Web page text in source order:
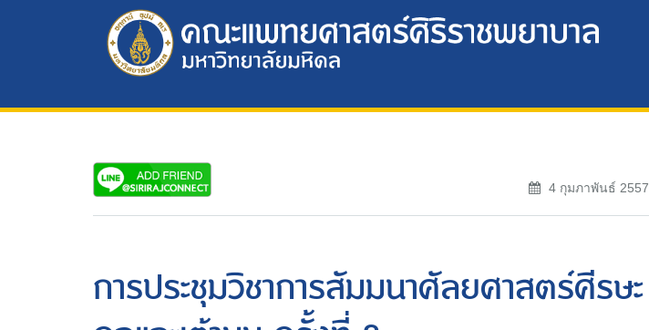
4 กุมภาพันธ์ 2557
การประชุมวิชาการสัมมนาศัลยศาสตร์ศีรษะ